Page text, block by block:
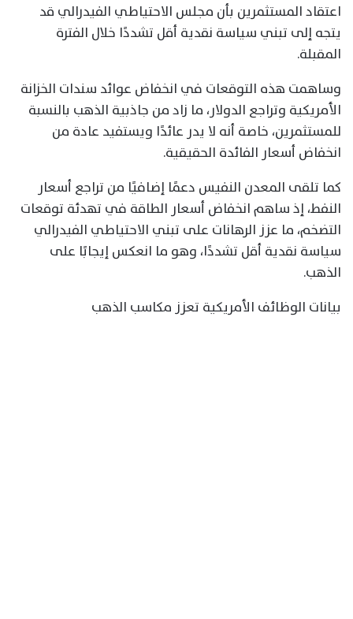
اعتقاد المستثمرين بأن مجلس الاحتياطي الفيدرالي قد
يتجه إلى تبني سياسة نقدية أقل تشددًا خلال الفترة
المقبلة.
وساهمت هذه التوقعات في انخفاض عوائد سندات الخزانة
الأمريكية وتراجع الدولار، ما زاد من جاذبية الذهب بالنسبة
للمستثمرين، خاصة أنه لا يدر عائدًا ويستفيد عادة من
انخفاض أسعار الفائدة الحقيقية.
كما تلقى المعدن النفيس دعمًا إضافيًا من تراجع أسعار
النفط، إذ ساهم انخفاض أسعار الطاقة في تهدئة توقعات
التضخم، ما عزز الرهانات على تبني الاحتياطي الفيدرالي
سياسة نقدية أقل تشددًا، وهو ما انعكس إيجابًا على
الذهب.
بيانات الوظائف الأمريكية تعزز مكاسب الذهب